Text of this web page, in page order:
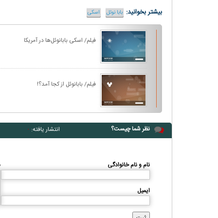
بیشتر بخوانید: بابا نوئل اسکی
فیلم/ اسکی‌ بابانوئل‌ها در آمریکا
فیلم/ بابانوئل از کجا آمد؟!
نظر شما چیست؟ انتشار یافته: ۰
نام و نام خانوادگی
ایمیل